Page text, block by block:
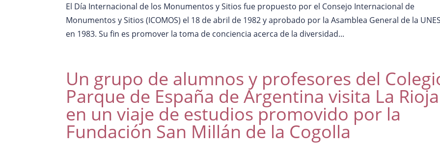
El Día Internacional de los Monumentos y Sitios fue propuesto por el Consejo Internacional de
Monumentos y Sitios (ICOMOS) el 18 de abril de 1982 y aprobado por la Asamblea General de la
en 1983. Su fin es promover la toma de conciencia acerca de la diversidad...
Un grupo de alumnos y profesores del
Parque de España de Argentina visita La Rioja
en un viaje de estudios promovido por la
Fundación San Millán de la Cogolla